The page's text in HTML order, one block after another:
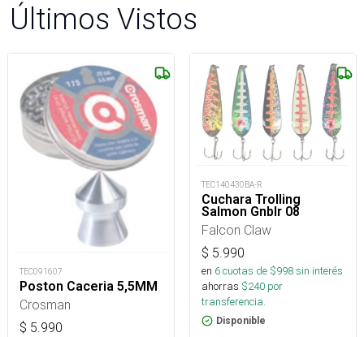
Últimos Vistos
TEC091607
Poston Caceria 5,5MM
Crosman
$ 5.990
TEC140430BA-R
Cuchara Trolling
Salmon Gnblr 08
Falcon Claw
$ 5.990
en 6cuotas de $998sin interés
ahorras $240 por
transferencia.
Disponible